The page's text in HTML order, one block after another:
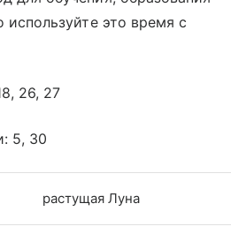
используйте это время с
26, 27
5, 30
растущая Луна